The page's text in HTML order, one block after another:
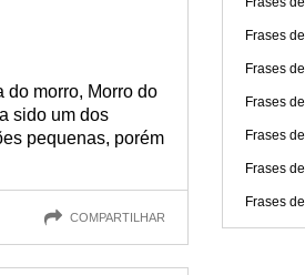
do morro, Morro do
sido um dos
pequenas, porém
COMPARTILHAR
Frases
Frases
Frases
Frases
Frases
Frases